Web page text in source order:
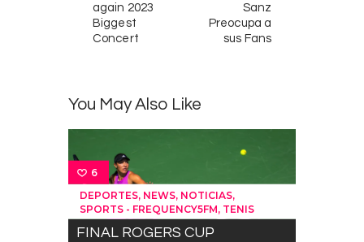
again 2023
Biggest
Concert
Sanz
Preocupa a
sus Fans
You May Also Like
6
DEPORTES, NEWS, NOTICIAS,
SPORTS - FREQUENCY5FM, TENIS
FINAL ROGERS CUP